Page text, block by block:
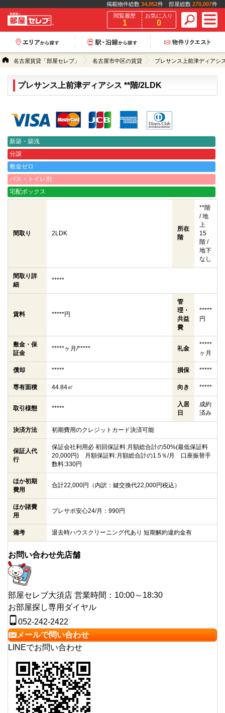
掲載物件総数 34,952件 部屋総数 270,007件
閲覧履歴
1
お気に入り
0
名古屋賃貸「部屋セレブ」 名古屋市中区の賃貸 プレサンス上前津ディアシ
プレサンス上前津ディアシス **階/2LDK
新築・築浅
分譲
敷金ゼロ
バス・トイレ別
宅配ボックス
間取り 2LDK
所在
階
**階
/ 地
上
15
階 /
地下
なし
間取り詳
細
*****
賃料 *****円
管
理・
共益
費
*****
円
敷金・保
証金
*****ヶ月/***** 礼金
*****
ヶ月
償却 ***** 損保 *****
専有面積 44.84㎡ 向き *****
取引様態 *****
入居
日
成約
済み
決済方法 初期費用のクレジットカード決済可能
保証人代
行
保証会社利用必 初回保証料:月額総合計の50%(最低保証料
20,000円) 月額保証料:月額総合計の1.5％/月 口座振替手
数料:330円
ほか初期
費用
合計22,000円（内訳：鍵交換代22,000円税込）
ほか諸費
用
プレサポ安心24/月：990円
備考 退去時ハウスクリーニング代あり 短期解約違約金有
お問い合わせ先店舗
部屋セレブ大須店 営業時間：10:00～18:30
お部屋探し専用ダイヤル
052-242-2422
メールで問い合わせ
LINEでお問い合わせ